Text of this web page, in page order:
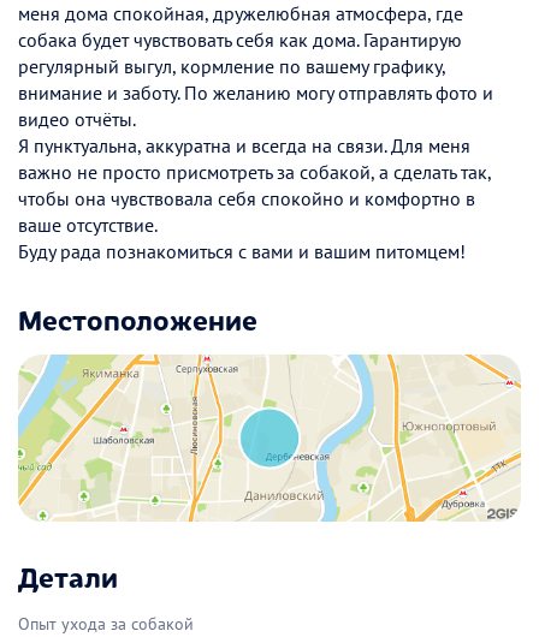
меня дома спокойная, дружелюбная атмосфера, где
собака будет чувствовать себя как дома. Гарантирую
регулярный выгул, кормление по вашему графику,
внимание и заботу. По желанию могу отправлять фото и
видео отчёты.
Я пунктуальна, аккуратна и всегда на связи. Для меня
важно не просто присмотреть за собакой, а сделать так,
чтобы она чувствовала себя спокойно и комфортно в
ваше отсутствие.
Буду рада познакомиться с вами и вашим питомцем!
Местоположение
Детали
Опыт ухода за собакой